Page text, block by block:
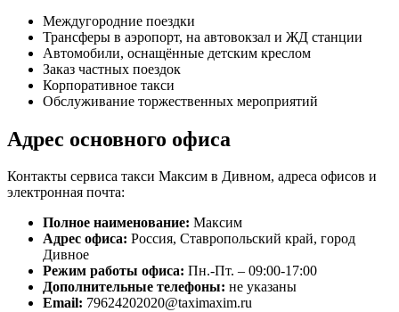
Междугородние поездки
Трансферы в аэропорт, на автовокзал и ЖД станции
Автомобили, оснащённые детским креслом
Заказ частных поездок
Корпоративное такси
Обслуживание торжественных мероприятий
Адрес основного офиса
Контакты сервиса такси Максим в Дивном, адреса офисов и
электронная почта:
Полное наименование: Максим
Адрес офиса: Россия, Ставропольский край, город
Дивное
Режим работы офиса: Пн.-Пт. – 09:00-17:00
Дополнительные телефоны: не указаны
Email: 79624202020@taximaxim.ru